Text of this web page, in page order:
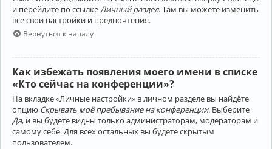
и перейдите по ссылке Личный раздел. Там вы можете изменить
все свои настройки и предпочтения.
Вернуться к началу
Как избежать появления моего имени в списке
«Кто сейчас на конференции»?
На вкладке «Личные настройки» в личном разделе вы найдёте
опцию Скрывать моё пребывание на конференции. Выберите
Да, и вы будете видны только администраторам, модераторам и
самому себе. Для всех остальных вы будете скрытым
пользователем.